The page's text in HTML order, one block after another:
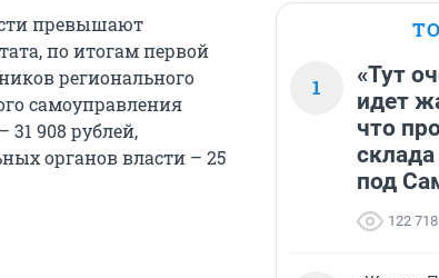
превышают
по итогам первой
регионального
самоуправления
31 908 рублей,
органов власти – 25
1
«Тут
идет
что
под
122 718